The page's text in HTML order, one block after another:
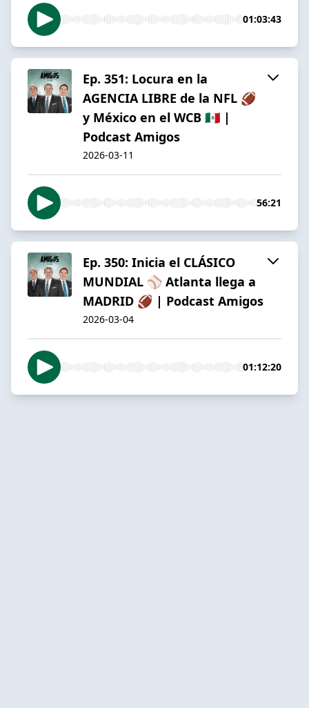
01:03:43
Ep. 351: Locura en la
AGENCIA LIBRE de la NFL 🏈
y México en el WCB 🇲🇽 |
Podcast Amigos
2026-03-11
56:21
Ep. 350: Inicia el CLÁSICO
MUNDIAL ⚾️ Atlanta llega a
MADRID 🏈 | Podcast Amigos
2026-03-04
01:12:20